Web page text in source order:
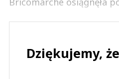
Dziękujemy,